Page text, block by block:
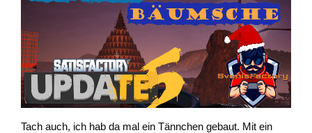
Tach auch, ich hab da mal ein Tännchen gebaut. Mit ein